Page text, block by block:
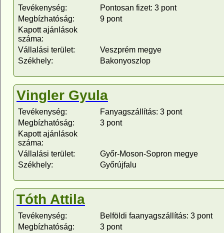
Tevékenység:
Pontosan fizet: 3 pont
Megbízhatóság:
9 pont
Kapott ajánlások
száma:
Vállalási terület:
Veszprém megye
Székhely:
Bakonyoszlop
Vingler Gyula
Tevékenység:
Fanyagszállítás: 3 pont
Megbízhatóság:
3 pont
Kapott ajánlások
száma:
Vállalási terület:
Győr-Moson-Sopron megye
Székhely:
Győrújfalu
Tóth Attila
Tevékenység:
Belföldi faanyagszállítás: 3 pont
Megbízhatóság:
3 pont